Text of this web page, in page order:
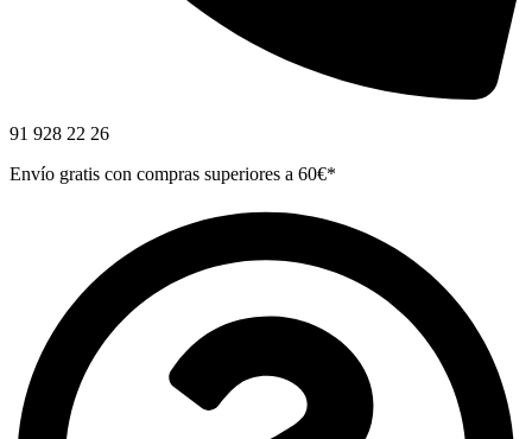
91 928 22 26
Envío gratis con compras superiores a 60€*